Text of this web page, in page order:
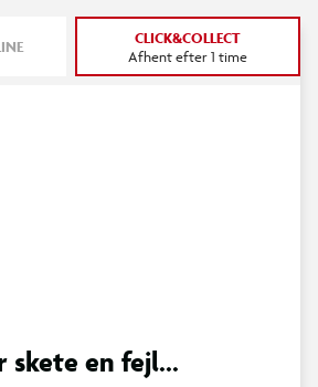
CLICK&COLLECT
Afhent efter 1 time
skete en fejl...